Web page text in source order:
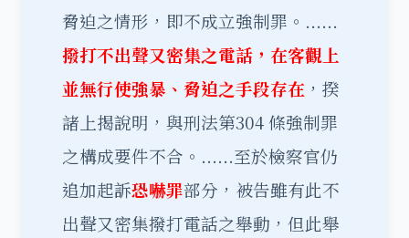
脅迫之情形，即不成立強制罪。......
撥打不出聲又密集之電話，在客觀上
並無行使強暴、脅迫之手段存在 ，揆
諸上揭說明，與刑法第304 條強制罪
之構成要件不合。......至於檢察官仍
追加起訴恐嚇罪部分，被告雖有此不
出聲又密集撥打電話之舉動，但此舉